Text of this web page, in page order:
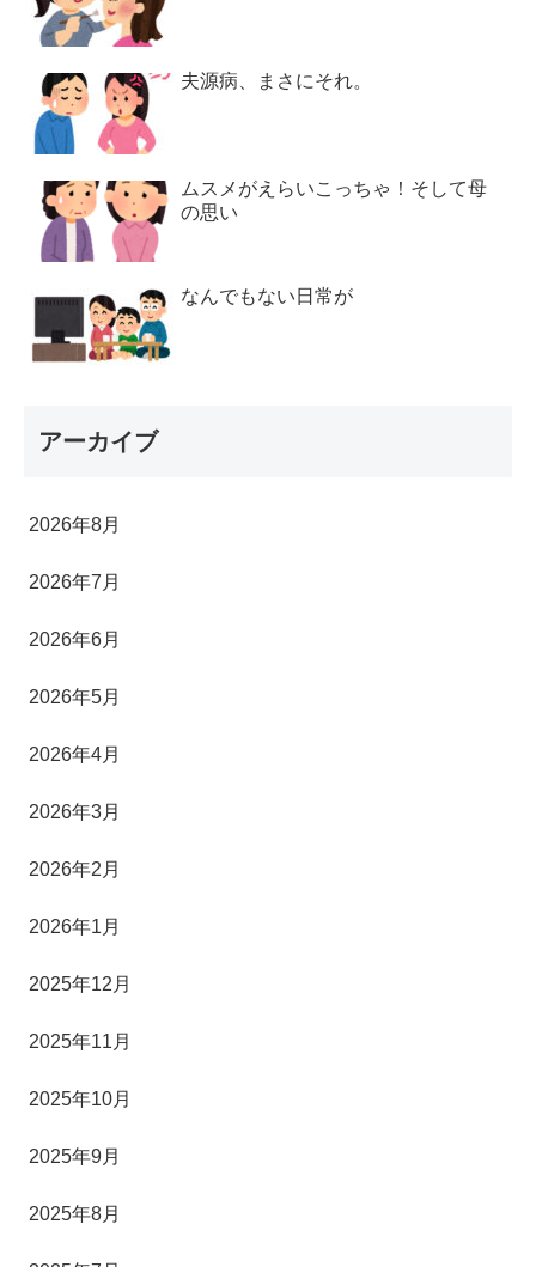
夫源病、まさにそれ。
ムスメがえらいこっちゃ！そして母
の思い
なんでもない日常が
アーカイブ
2026年8月
2026年7月
2026年6月
2026年5月
2026年4月
2026年3月
2026年2月
2026年1月
2025年12月
2025年11月
2025年10月
2025年9月
2025年8月